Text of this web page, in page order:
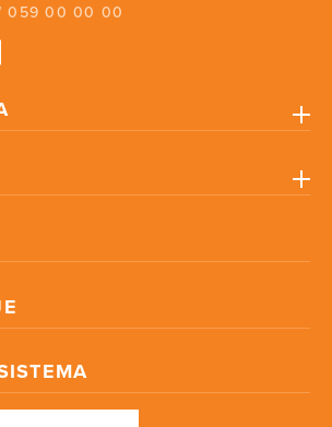
059 00 00 00